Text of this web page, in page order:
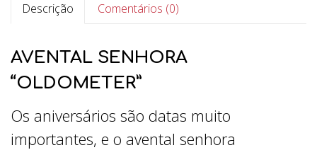
Descrição Comentários (0)
AVENTAL SENHORA
“OLDOMETER”
Os aniversários são datas muito
importantes, e o avental senhora